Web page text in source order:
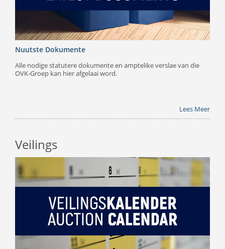
Nuutste Dokumente
Alle nodige statutere dokumente en amptelike verslae van die
OVK-Groep kan hier afgelaai word.
Lees Meer
Veilings